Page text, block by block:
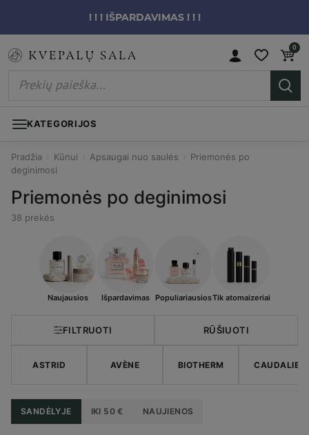
! ! ! IŠPARDAVIMAS ! ! !
0
KATEGORIJOS
Pradžia Kūnui Apsaugai nuo saulės
Priemonės po
deginimosi
Priemonės po deginimosi
38 prekės
Naujausios Išpardavimas PopuliariausiosTik atomaizeriai
FILTRUOTI
ASTRID AVÈNE BIOTHERM CAUDALIE
RŪŠIUOTI
SANDĖLYJE IKI 50 € NAUJIENOS